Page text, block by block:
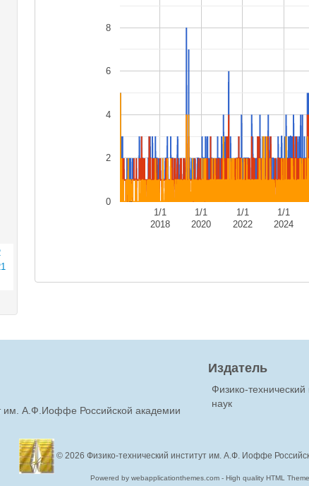
1/1
2018
1/1
2020
1/1
2022
1/1
2024
0
2
4
6
8
им. А.Ф.Иоффе Российской академии
Издатель
Физико-
наук
© 2026 Физико-технический институт им. А.Ф. Иоффе
Powered by webapplicationthemes.com - High quality HTML Theme